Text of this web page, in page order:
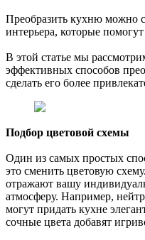
Преобразить кухню можно
интерьера, которые
В этой статье мы
эффективных способов
сделать его более
Подбор цветовой схемы
Один из самых простых
это сменить цветовую
отражают вашу
атмосферу. Например,
могут придать кухне
сочные цвета добавят